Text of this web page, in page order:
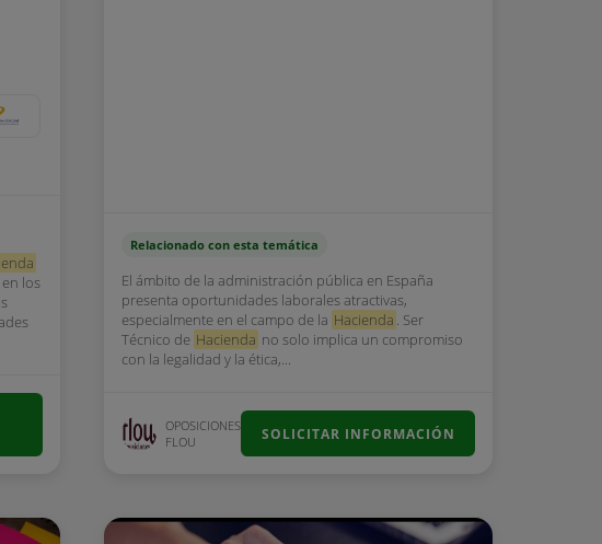
los
Relacionado con esta temática
El ámbito de la administración pública en España
presenta oportunidades laborales atractivas,
especialmente en el campo de la Hacienda . Ser
Técnico de Hacienda no solo implica un compromiso
con la legalidad y la ética,...
OPOSICIONES
FLOU
SOLICITAR INFORMACIÓN